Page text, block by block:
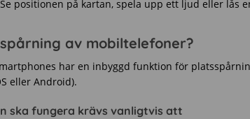
Se positionen på kartan, spela upp ett ljud eller lås
av mobiltelefoner?
har en inbyggd funktion för
eller Android).
ska fungera krävs vanligtvis att